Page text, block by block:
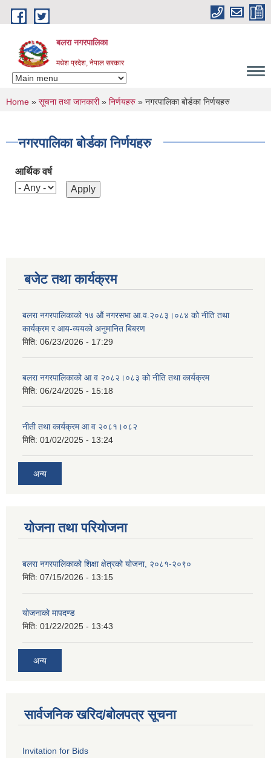
Skip to main content
बलरा नगरपालिका
मधेश प्रदेश, नेपाल सरकार
You are here
Home » सूचना तथा जानकारी» निर्णयहरु » नगरपालिका बोर्डका निर्णयहरु
नगरपालिका बोर्डका निर्णयहरु
आर्थिक वर्ष
बजेट तथा कार्यक्रम
बलरा नगरपालिकाको १७ औं नगरसभा आ.व.२०८३।०८४ को नीति तथा
कार्यक्रम र आय-व्ययको अनुमानित बिबरण
मिति: 06/23/2026 - 17:29
बलरा नगरपालिकाको आ व २०८२।०८३ को नीति तथा कार्यक्रम
मिति: 06/24/2025 - 15:18
नीती तथा कार्यक्रम आ व २०८१।०८२
मिति: 01/02/2025 - 13:24
अन्य
योजना तथा परियोजना
बलरा नगरपालिकाको शिक्षा क्षेत्रको योजना, २०८१-२०९०
मिति: 07/15/2026 - 13:15
योजनाकाे मापदण्ड
मिति: 01/22/2025 - 13:43
अन्य
सार्वजनिक खरिद/बोलपत्र सूचना
Invitation for Bids